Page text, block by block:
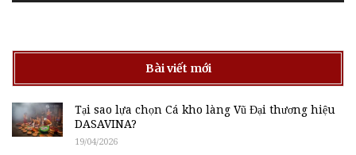
Bài viết mới
Tại sao lựa chọn Cá kho làng Vũ Đại thương hiệu
DASAVINA?
19/04/2026